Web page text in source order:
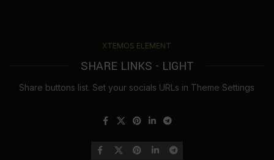
XTEMOS ELEMENT
SHARE LINKS - LIGHT
Share buttons list. Set your socials URLs in Theme Settings